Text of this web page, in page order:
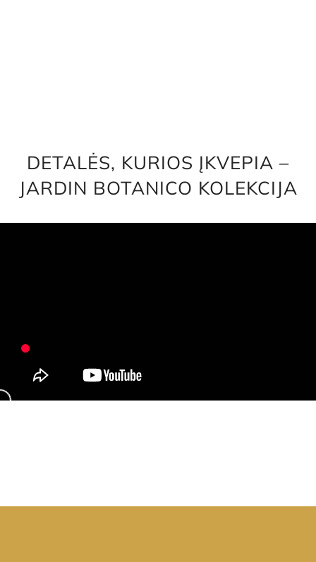
DETALĖS, KURIOS ĮKVEPIA –
JARDIN BOTANICO KOLEKCIJA